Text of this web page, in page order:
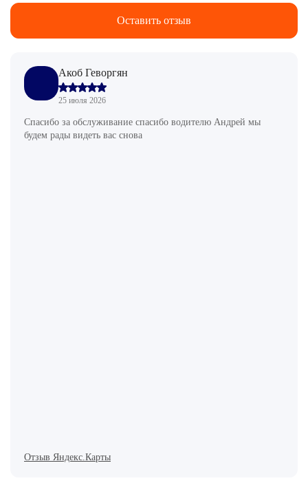
Оставить отзыв
Акоб Геворгян
25 июля 2026
Спасибо за обслуживание спасибо водителю Андрей мы
будем рады видеть вас снова
Отзыв Яндекс.Карты